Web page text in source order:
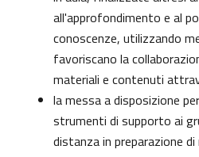
all'approfondimento e al
conoscenze, utilizzando
favoriscano la
materiali e contenuti
la messa a disposizione
strumenti di supporto ai
distanza in preparazione